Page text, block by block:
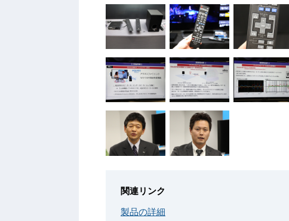
関連リンク
製品の詳細